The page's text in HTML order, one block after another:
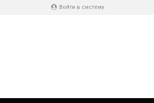
Войти в систему